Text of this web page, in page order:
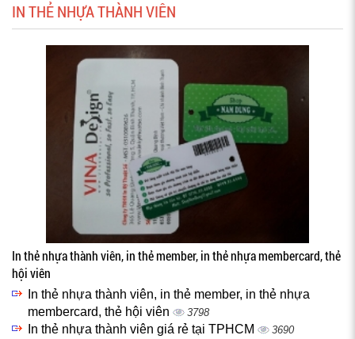
IN THẺ NHỰA THÀNH VIÊN
In thẻ nhựa thành viên, in thẻ member, in thẻ nhựa membercard, thẻ
hội viên
In thẻ nhựa thành viên, in thẻ member, in thẻ nhựa
membercard, thẻ hội viên
3798
In thẻ nhựa thành viên giá rẻ tại TPHCM 3690